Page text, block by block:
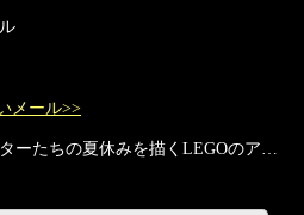
メール>>
ーたちの夏休みを描くLEGOのア…